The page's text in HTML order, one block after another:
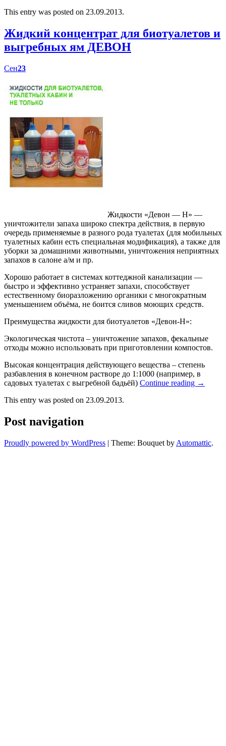
This entry was posted on 23.09.2013.
Жидкий концентрат для биотуалетов и
выгребных ям ДЕВОН
Сен23
Жидкости «Девон — Н» —
уничтожители запаха широко спектра действия, в первую
очередь применяемые в разного рода туалетах (для мобильных
туалетных кабин есть специальная модификация), а также для
уборки за домашними животными, уничтожения неприятных
запахов в салоне а/м и пр.
Хорошо работает в системах коттеджной канализации —
быстро и эффективно устраняет запахи, способствует
естественному биоразложению органики с многократным
уменьшением объёма, не боится сливов моющих средств.
Преимущества жидкости для биотуалетов «Девон-Н»:
Экологическая чистота – уничтожение запахов, фекальные
отходы можно использовать при приготовлении компостов.
Высокая концентрация действующего вещества – степень
разбавления в конечном растворе до 1:1000 (например, в
садовых туалетах с выгребной бадьёй) Continue reading →
This entry was posted on 23.09.2013.
Post navigation
Proudly powered by WordPress | Theme: Bouquet by Automattic.